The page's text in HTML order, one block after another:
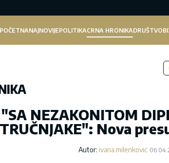
POČETNANAJNOVIJEPOLITIKACRNA HRONIKADRUŠTVO
"SA NEZAKONITOM
Nova
Autor: ivana.milenkovic